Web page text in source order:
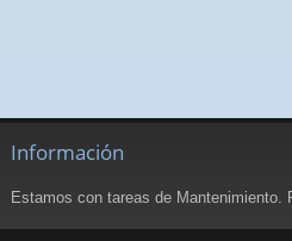
Información
Estamos con tareas de Mantenimiento.